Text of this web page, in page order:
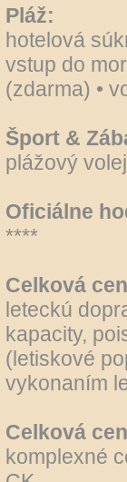
Pláž:
hotelová
vstup do
(zdarma) •
Šport &
plážový
Oficiálne
****
Celková
leteckú
kapacity,
(letiskové
vykonaním
Celková
komplexné